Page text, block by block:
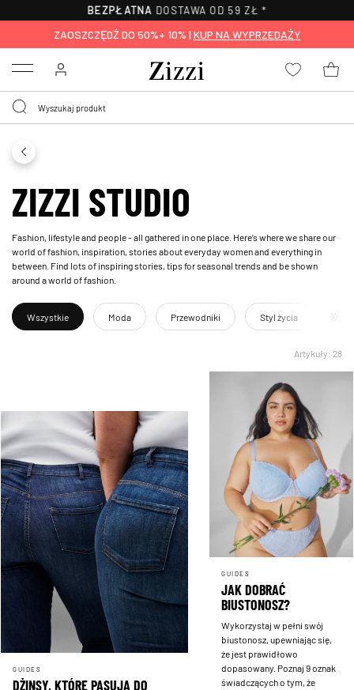
BEZPŁATNA DOSTAWA OD 59 ZŁ *
ZAOSZCZĘDŹ DO 50%+ 10% | KUP NA WYPRZEDAŻY
Menu
ZIZZI STUDIO
Fashion, lifestyle and people - all gathered in one place. Here’s where we share our
world of fashion, inspiration, stories about everyday women and everything in
between. Find lots of inspiring stories, tips for seasonal trends and be shown
around a world of fashion.
Wszystkie Moda Przewodniki Styl życia
Artykuły: 28
GUIDES
DŻINSY, KTÓRE PASUJĄ DO
GUIDES
JAK DOBRAĆ
BIUSTONOSZ?
Wykorzystaj w pełni swój
biustonosz, upewniając się,
że jest prawidłowo
dopasowany. Poznaj 9 oznak
świadczących o tym, że